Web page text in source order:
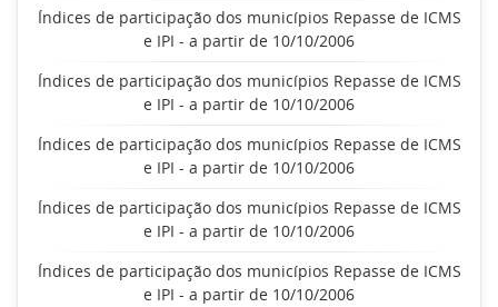
Índices de participação dos municípios Repasse de ICMS
e IPI - a partir de 10/10/2006
Índices de participação dos municípios Repasse de ICMS
e IPI - a partir de 10/10/2006
Índices de participação dos municípios Repasse de ICMS
e IPI - a partir de 10/10/2006
Índices de participação dos municípios Repasse de ICMS
e IPI - a partir de 10/10/2006
Índices de participação dos municípios Repasse de ICMS
e IPI - a partir de 10/10/2006